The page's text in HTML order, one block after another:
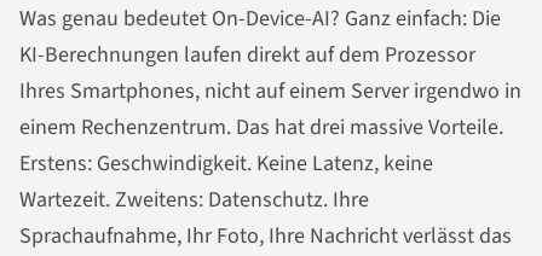
Was genau bedeutet On-Device-AI? Ganz einfach: Die
KI-Berechnungen laufen direkt auf dem Prozessor
Ihres Smartphones, nicht auf einem Server irgendwo in
einem Rechenzentrum. Das hat drei massive Vorteile.
Erstens: Geschwindigkeit. Keine Latenz, keine
Wartezeit. Zweitens: Datenschutz. Ihre
Sprachaufnahme, Ihr Foto, Ihre Nachricht verlässt das